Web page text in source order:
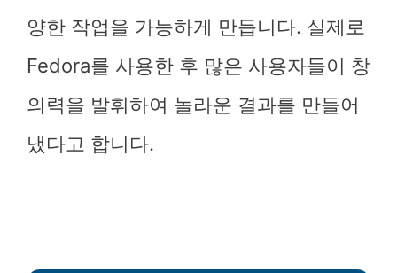
양한 작업을 가능하게 만듭니다. 실제로
Fedora를 사용한 후 많은 사용자들이 창
의력을 발휘하여 놀라운 결과를 만들어
냈다고 합니다.